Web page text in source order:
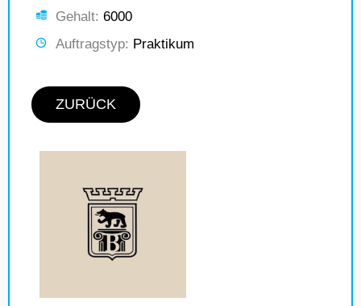
Gehalt: 6000
Auftragstyp: Praktikum
ZURÜCK